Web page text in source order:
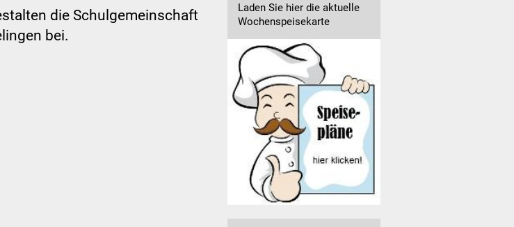
die Schulgemeinschaft
bei.
Laden Sie hier die aktuelle
Wochenspeisekarte